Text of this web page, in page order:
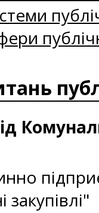
закупівлі"